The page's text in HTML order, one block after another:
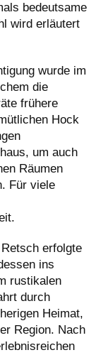
bedeutsame
wird erläutert
wurde im
die
frühere
Hock
um auch
Räumen
Für viele
erfolgte
ins
rustikalen
durch
Heimat,
Region. Nach